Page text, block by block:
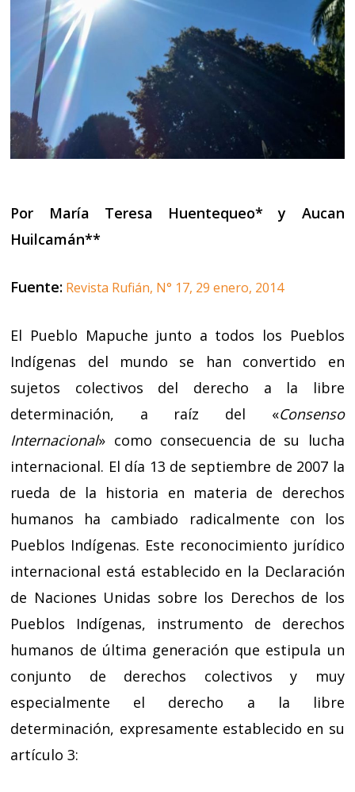
Por María Teresa Huentequeo* y Aucan
Huilcamán**
Fuente: Revista Rufián, N° 17, 29 enero, 2014
El Pueblo Mapuche junto a todos los Pueblos
Indígenas del mundo se han convertido en
sujetos colectivos del derecho a la libre
determinación, a raíz del «Consenso
Internacional» como consecuencia de su lucha
internacional. El día 13 de septiembre de 2007 la
rueda de la historia en materia de derechos
humanos ha cambiado radicalmente con los
Pueblos Indígenas. Este reconocimiento jurídico
internacional está establecido en la Declaración
de Naciones Unidas sobre los Derechos de los
Pueblos Indígenas, instrumento de derechos
humanos de última generación que estipula un
conjunto de derechos colectivos y muy
especialmente el derecho a la libre
determinación, expresamente establecido en su
artículo 3: